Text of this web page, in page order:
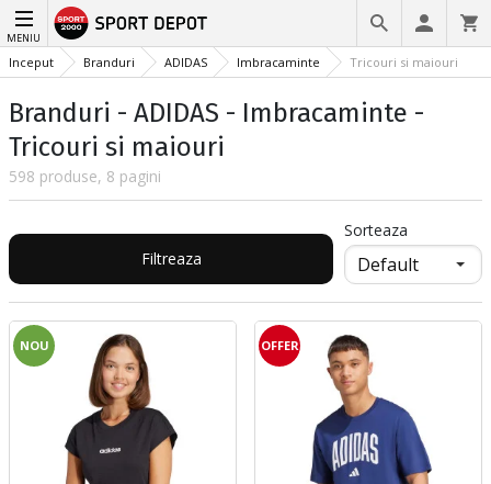
MENIU
Inceput Branduri ADIDAS Imbracaminte Tricouri si maiouri
Branduri - ADIDAS - Imbracaminte -
Tricouri si maiouri
598 produse, 8 pagini
Filtreaza
Sorteaza
NOU OFFER